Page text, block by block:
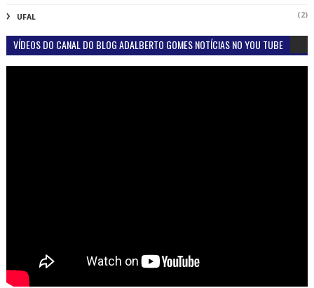
UFAL (2)
VÍDEOS DO CANAL DO BLOG ADALBERTO GOMES NOTÍCIAS NO YOU TUBE